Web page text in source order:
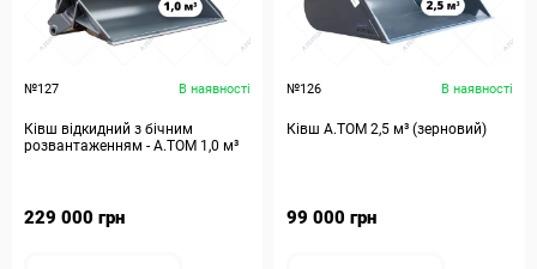
№127 В наявності
Ківш відкидний з бічним
розвантаженням - А.ТОМ 1,0 м³
229 000 грн
№126 В наявності
Ківш А.ТОМ 2,5 м³ (зерновий)
99 000 грн